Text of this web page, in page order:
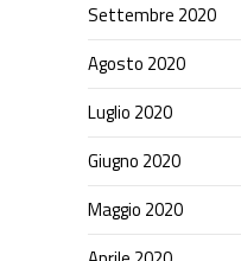
Settembre 2020
Agosto 2020
Luglio 2020
Giugno 2020
Maggio 2020